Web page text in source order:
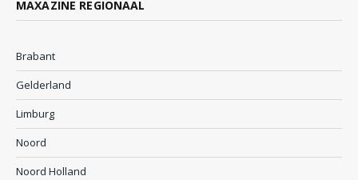
MAXAZINE REGIONAAL
Brabant
Gelderland
Limburg
Noord
Noord Holland